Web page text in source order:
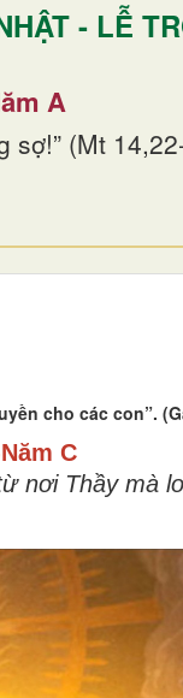
- LỄ
A
sợ!” (Mt
cho các con”.
C
nơi Thầy mà